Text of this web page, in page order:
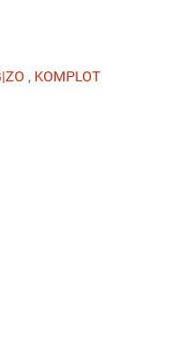
|ZO , KOMPLOT